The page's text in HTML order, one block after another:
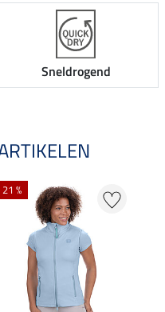
Sneldrogend
21 %